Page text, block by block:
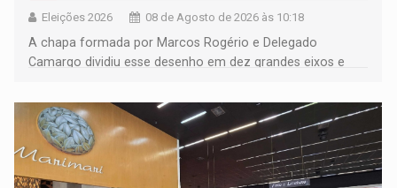
Eleições 2026 08 de Agosto de 2026 às 10:18
A chapa formada por Marcos Rogério e Delegado
Camargo dividiu esse desenho em dez grandes eixos e